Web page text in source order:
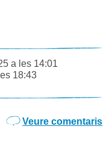
a les 14:01
18:43
Veure comentaris